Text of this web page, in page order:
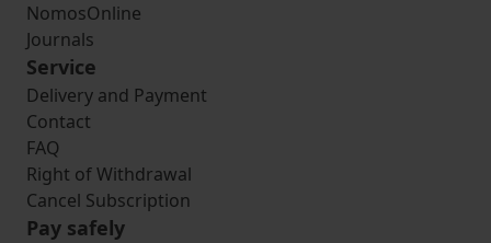
NomosOnline
Journals
Service
Delivery and Payment
Contact
FAQ
Right of Withdrawal
Cancel Subscription
Pay safely